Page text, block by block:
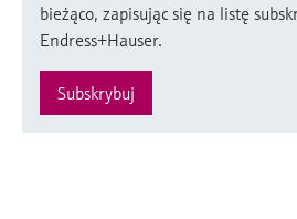
bieżąco, zapisując się na listę
Endress+Hauser.
Subskrybuj